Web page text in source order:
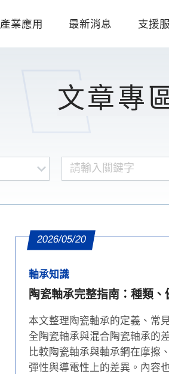
產業應用 最新消息 支援
文章專
2026/05/20
軸承知識
陶瓷軸承完整指南：種類、
本文整理陶瓷軸承的定義、常
全陶瓷軸承與混合陶瓷軸承的
比較陶瓷軸承與軸承鋼在摩擦
彈性與導電性上的差異。內容